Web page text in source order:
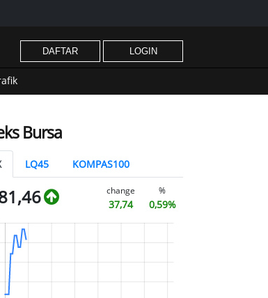
DAFTAR LOGIN
Bursa
LQ45 KOMPAS100
change
37,74
%
0,59%